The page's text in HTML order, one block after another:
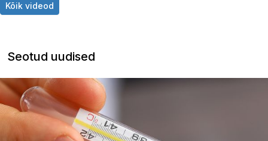
Kõik videod
Seotud uudised